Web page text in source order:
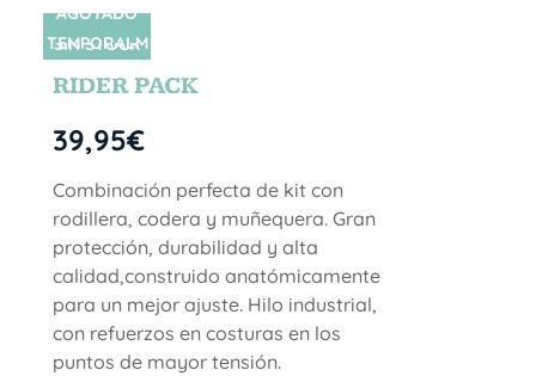
SIN STOCK
AGOTADO
TEMPORALM
ENTE
RIDER PACK
39,95€
Combinación perfecta de kit con
rodillera, codera y muñequera. Gran
protección, durabilidad y alta
calidad,construido anatómicamente
para un mejor ajuste. Hilo industrial,
con refuerzos en costuras en los
puntos de mayor tensión.